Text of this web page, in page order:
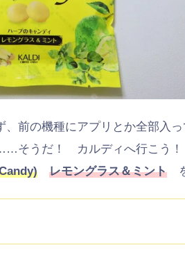
前の機種にアプリとか全部入
そうだ！ カルディへ行こう！
レモングラス＆ミントを